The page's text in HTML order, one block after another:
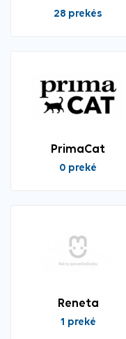
28 prekės
PrimaCat
0 prekė
Reneta
1 prekė